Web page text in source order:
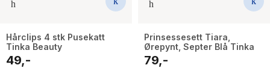
Hårclips 4 stk Pusekatt
Tinka Beauty
49,-
Prinsessesett Tiara,
Ørepynt, Septer Blå Tinka
79,-